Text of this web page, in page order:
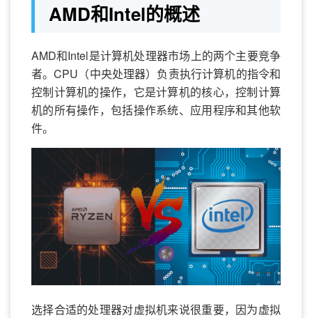
AMD和Intel的概述
AMD和Intel是计算机处理器市场上的两个主要竞争
者。CPU（中央处理器）负责执行计算机的指令和
控制计算机的操作，它是计算机的核心，控制计算
机的所有操作，包括操作系统、应用程序和其他软
件。
选择合适的处理器对虚拟机来说很重要，因为虚拟